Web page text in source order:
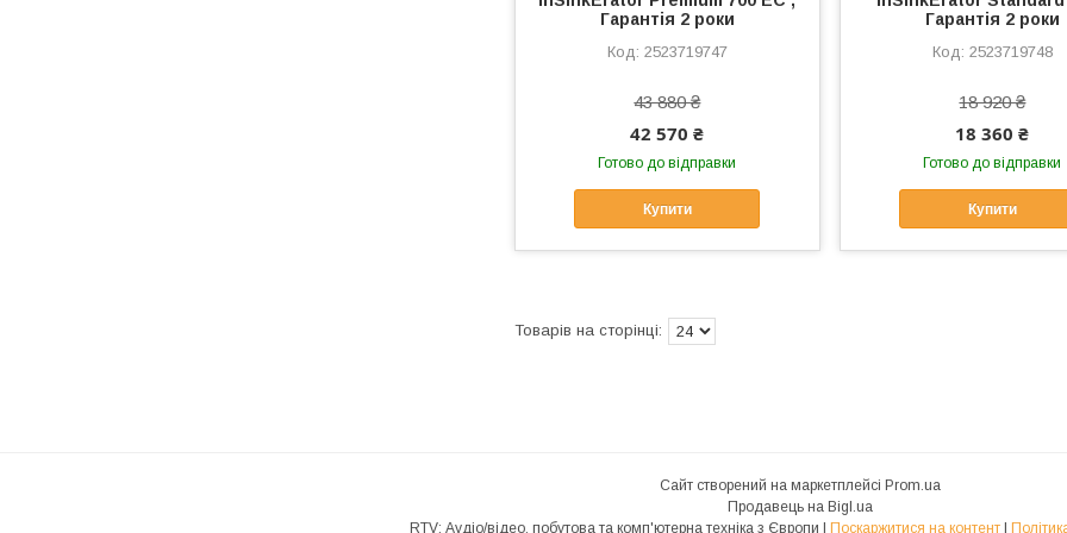
Гарантія 2 роки
2523719747
43 880 ₴
42 570 ₴
Готово до відправки
Купити
Гарантія 2 роки
2523719748
18 920 ₴
18 360 ₴
Готово до відправки
Купити
Сайт створений на маркетплейсі Prom.ua
Продавець на Bigl.ua
Поскаржитися на контент